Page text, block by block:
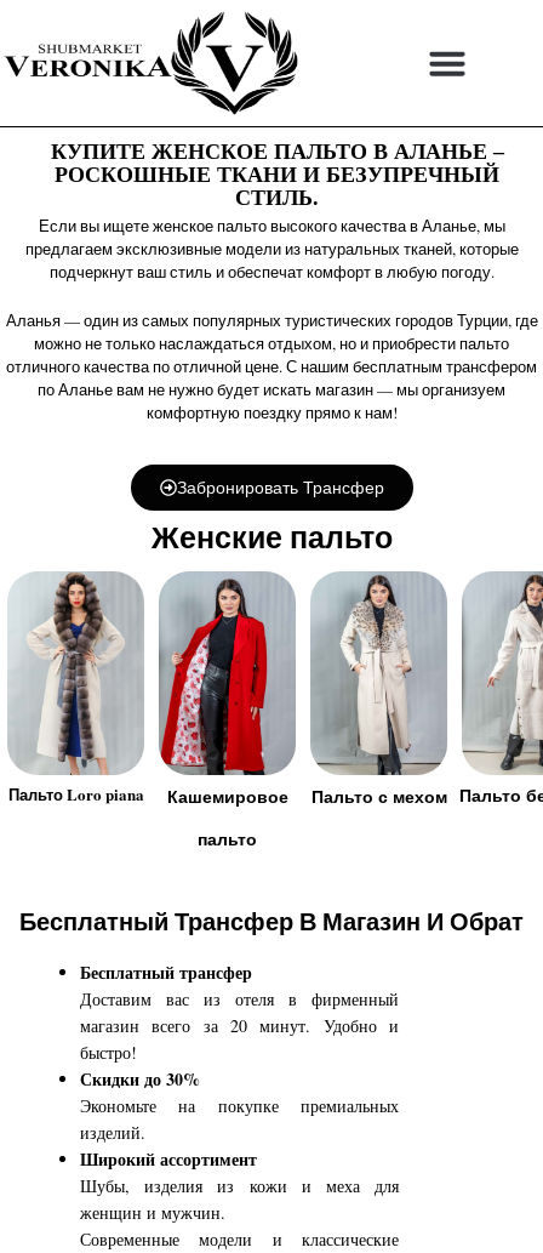
содержимому
КУПИТЕ ЖЕНСКОЕ ПАЛЬТО В АЛАНЬЕ –
РОСКОШНЫЕ ТКАНИ И БЕЗУПРЕЧНЫЙ
СТИЛЬ.
Если вы ищете женское пальто высокого качества в Аланье, мы
предлагаем эксклюзивные модели из натуральных тканей, которые
подчеркнут ваш стиль и обеспечат комфорт в любую погоду.
Аланья — один из самых популярных туристических городов Турции, где
можно не только наслаждаться отдыхом, но и приобрести пальто
отличного качества по отличной цене. С нашим бесплатным трансфером
по Аланье вам не нужно будет искать магазин — мы организуем
комфортную поездку прямо к нам!
Забронировать Трансфер
Женские пальто
Пальто Loro piana
Кашемировое
пальто
Пальто с мехом Пальто
Бесплатный Трансфер В Магазин И Обрат
Бесплатный трансфер
Доставим вас из отеля в фирменный
магазин всего за 20 минут. Удобно и
быстро!
Скидки до 30%
Экономьте на покупке премиальных
изделий.
Широкий ассортимент
Шубы, изделия из кожи и меха для
женщин и мужчин.
Современные модели и классические